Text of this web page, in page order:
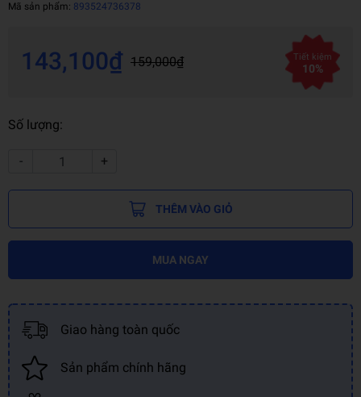
Mã sản phẩm: 893524736378
143,100₫ 159,000₫ Tiết kiệm
10%
Số lượng:
- +
THÊM VÀO GIỎ
MUA NGAY
Giao hàng toàn quốc
Sản phẩm chính hãng